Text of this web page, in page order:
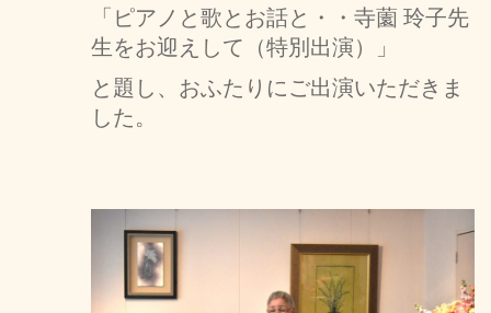
「ピアノと歌とお話と・・寺薗 玲子先
生をお迎えして（特別出演）」
と題し、おふたりにご出演いただきま
した。